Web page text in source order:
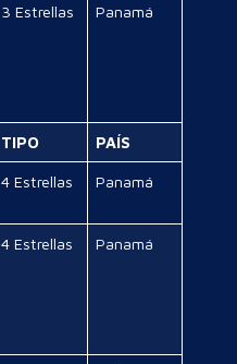
3 Estrellas Panamá
TIPO PAÍS
4 Estrellas Panamá
4 Estrellas Panamá